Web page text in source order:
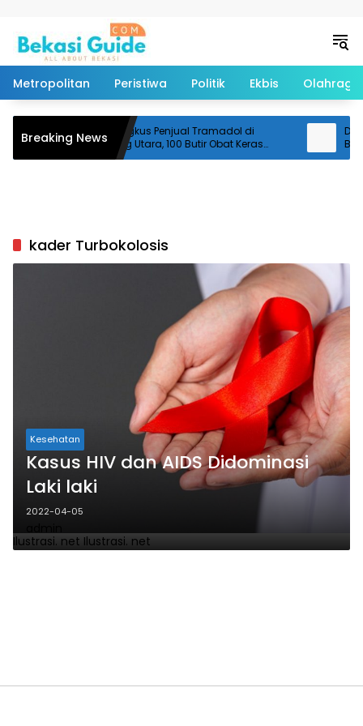
Metropolitan Peristiwa Politik Ekbis Olahraga
Breaking NewsPolisi Ringkus Penjual Tramadol di
Cikarang Utara, 100 Butir Obat Keras
Disita
kader Turbokolosis
Ilustrasi. net Ilustrasi. net
Kesehatan
Kasus HIV dan AIDS Didominasi
Laki laki
2022-04-05